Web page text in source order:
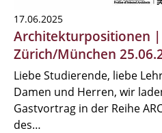
17.06.2025
Architekturpositionen |
Zürich/München
Liebe Studierende, liebe
Damen und Herren, wir
Gastvortrag in der Reihe
des…